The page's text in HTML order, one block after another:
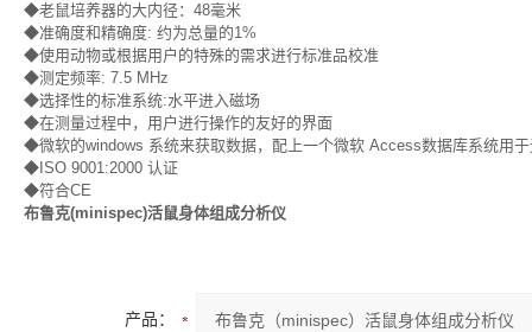
◆老鼠培养器的大内径：48毫米
◆准确度和精确度: 约为总量的1%
◆使用动物或根据用户的特殊的需求进行标准品校准
◆测定频率: 7.5 MHz
◆选择性的标准系统:水平进入磁场
◆在测量过程中，用户进行操作的友好的界面
◆微软的windows 系统来获取数据，配上一个微软 Access数据库系统用
◆ISO 9001:2000 认证
◆符合CE
布鲁克(minispec)活鼠身体组成分析仪
产品：